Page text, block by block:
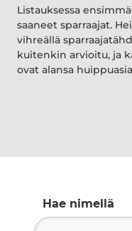
Listauksessa
saaneet sparraajat.
vihreällä
kuitenkin arvioitu, ja
ovat alansa
Hae nimellä